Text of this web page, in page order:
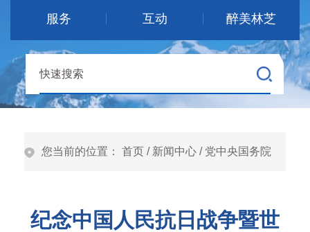
服务
互动 醉美林芝
您当前的位置： 首页 / 新闻中心 / 党中央国务院
纪念中国人民抗日战争暨世